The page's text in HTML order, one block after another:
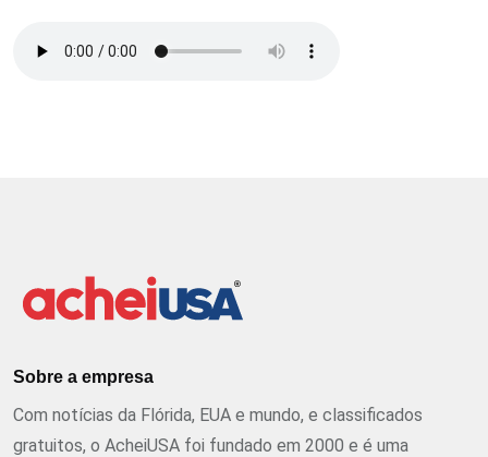
Sobre a empresa
Com notícias da Flórida, EUA e mundo, e classificados
gratuitos, o AcheiUSA foi fundado em 2000 e é uma